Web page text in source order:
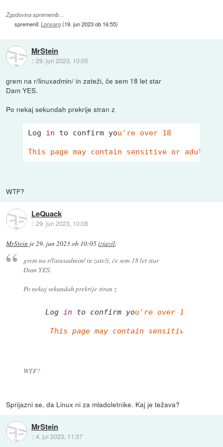
Zgodovina sprememb…
spremenil: Lonsarg(19. jun 2023 ob 16:55)
MrStein
::29. jun 2023, 10:05
grem na r/linuxadmin/ in zateži, če sem 18 let star
Dam YES.
Po nekaj sekundah prekrije stran z
Log in to confirm you're over 18
This page may contain sensitive or adult
WTF?
LeQuack
::29. jun 2023, 10:08
MrStein je29. jun 2023 ob 10:05izjavil:
grem na r/linuxadmin/ in zateži, če sem 18 let star
Dam YES.
Po nekaj sekundah prekrije stran z
Log in to confirm you're over 18
This page may contain sensitive or
WTF?
Sprijazni se, da Linux ni za mladoletnike. Kaj je težava?
MrStein
::4. jul 2023, 11:37